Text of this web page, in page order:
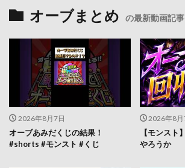
オーブまとめ の最新動画記
2026年8月7日
オーブあみだくじの結果！
#shorts #モンスト #くじ
2026年8月
【モンスト
やろうか